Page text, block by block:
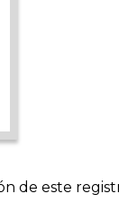
de este